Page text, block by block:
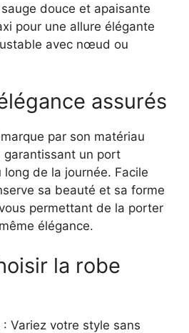
douce et apaisante
pour une allure élégante
avec nœud ou
assurés
par son matériau
un port
de la journée. Facile
sa beauté et sa forme
permettant de la porter
élégance.
la robe
: Variez votre style sans